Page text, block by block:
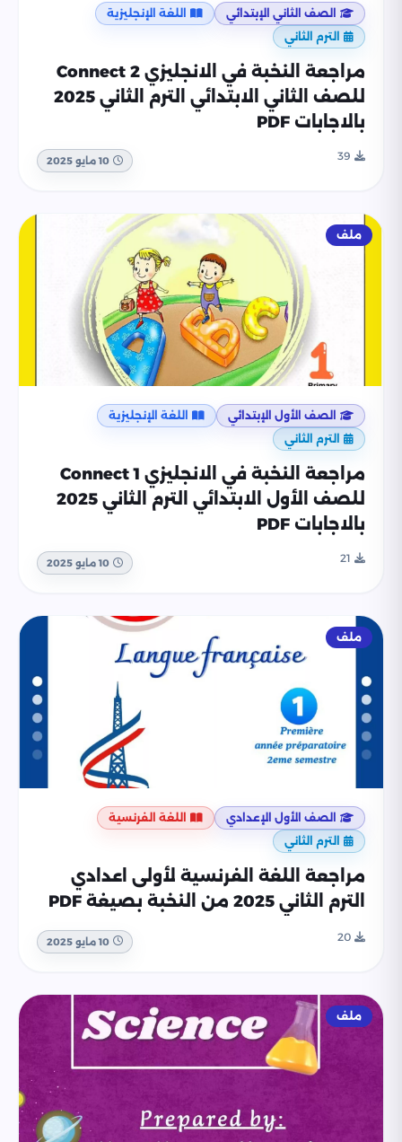
الصف الثاني الإبتدائي
اللغة الإنجليزية
الترم الثاني
مراجعة النخبة في الانجليزي Connect 2
للصف الثاني الابتدائي الترم الثاني 2025
بالاجابات PDF
39 10 مايو 2025
ملف
الصف الأول الإبتدائي
اللغة الإنجليزية
الترم الثاني
مراجعة النخبة في الانجليزي Connect 1
للصف الأول الابتدائي الترم الثاني 2025
بالاجابات PDF
21 10 مايو 2025
ملف
الصف الأول الإعدادي
اللغة الفرنسية
الترم الثاني
مراجعة اللغة الفرنسية لأولى اعدادي
الترم الثاني 2025 من النخبة بصيغة PDF
20 10 مايو 2025
ملف